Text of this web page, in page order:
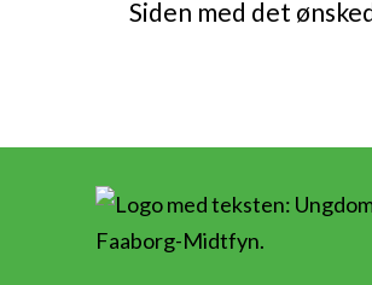
Siden med det